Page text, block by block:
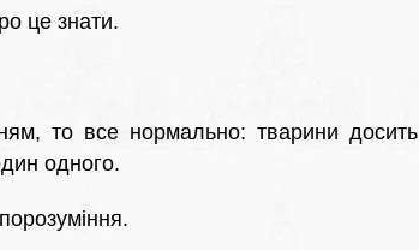
це знати.
то все нормально: тварини досить
одного.